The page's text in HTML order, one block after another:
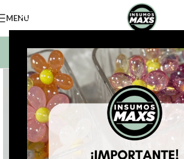
MENU
BUSCAR PRODUCTOS